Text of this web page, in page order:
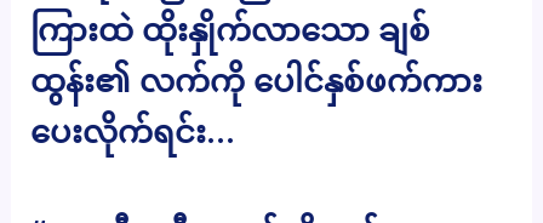
ကြားထဲ ထိုးနှိုက်လာသော ချစ်
ထွန်း၏ လက်ကို ပေါင်နှစ်ဖက်ကား
ပေးလိုက်ရင်း…